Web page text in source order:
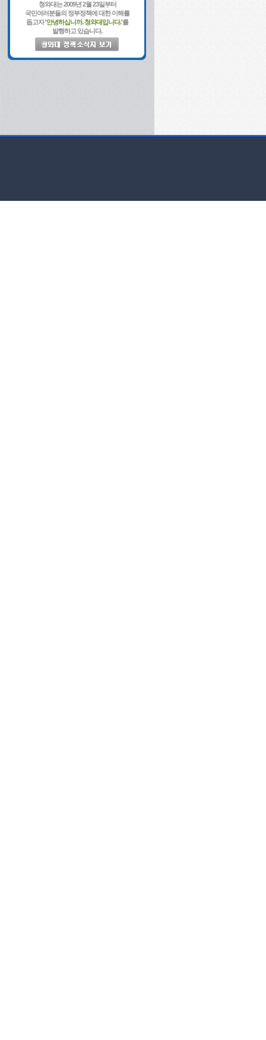
청와대는 2009년 2월 23일부터
국민여러분들의 정부정책에 대한 이해를
돕고자'안녕하십니까. 청와대입니다.'를
발행하고 있습니다.